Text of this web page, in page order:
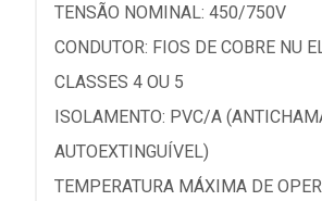
TENSÃO NOMINAL: 450/750V
CONDUTOR: FIOS DE COBRE NU
CLASSES 4 OU 5
ISOLAMENTO: PVC/A
AUTOEXTINGUÍVEL)
TEMPERATURA MÁXIMA DE